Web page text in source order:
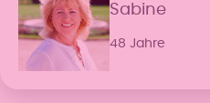
Sabine
48 Jahre